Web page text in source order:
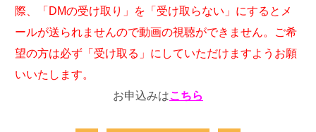
際、「DMの受け取り」を「受け取らない」にするとメ
ールが送られませんので動画の視聴ができません。ご希
望の方は必ず「受け取る」にしていただけますようお願
いいたします。
お申込みはこちら